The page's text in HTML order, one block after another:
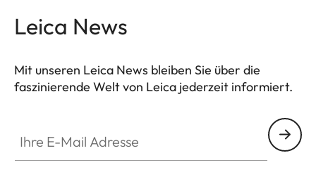
Leica News
Mit unseren Leica News bleiben Sie über die
faszinierende Welt von Leica jederzeit informiert.